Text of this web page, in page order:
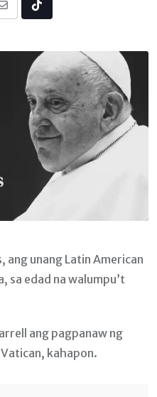
Share
Email
Tiktok
ang unang Latin American
sa edad na walumpu’t
ang pagpanaw ng
kahapon.